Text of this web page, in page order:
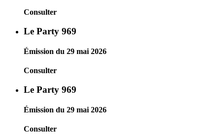
Consulter
Le Party 969
Émission du 29 mai 2026
Consulter
Le Party 969
Émission du 29 mai 2026
Consulter